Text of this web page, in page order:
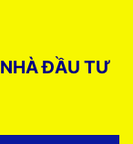
NHÀ ĐẦU TƯ